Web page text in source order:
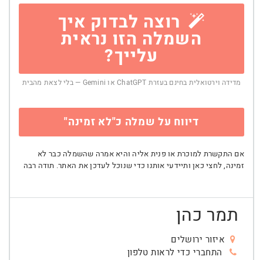
רוצה לבדוק איך
השמלה הזו נראית
עלייך?
מדידה וירטואלית בחינם בעזרת ChatGPT או Gemini — בלי לצאת מהבית
דיווח על שמלה כ"לא זמינה"
אם התקשרת למוכרת או פנית אליה והיא אמרה שהשמלה כבר לא
זמינה, לחצי כאן ותיידעי אותנו כדי שנוכל לעדכן את האתר. תודה רבה
תמר כהן
איזור ירושלים
התחברי כדי לראות טלפון